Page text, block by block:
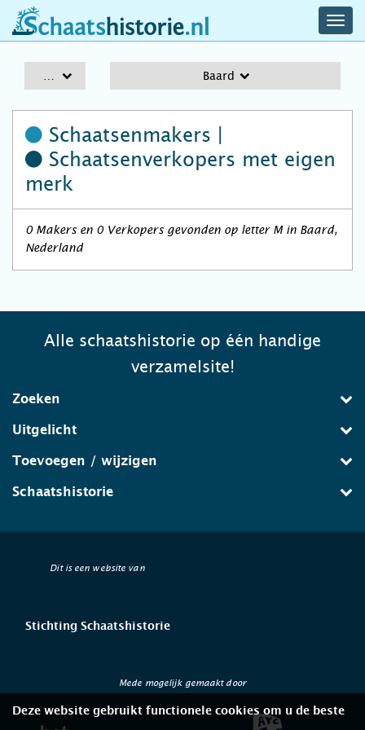
schaatshistorie.nl
Baard
Schaatsenmakers |
Schaatsenverkopers met eigen
merk
0 Makers en 0 Verkopers gevonden op letter M in Baard,
Nederland
Alle schaatshistorie op één handige
verzamelsite!
Zoeken
Uitgelicht
Toevoegen / wijzigen
Schaatshistorie
Dit is een website van
Stichting Schaatshistorie
Mede mogelijk gemaakt door
Deze website gebruikt functionele cookies om u de beste